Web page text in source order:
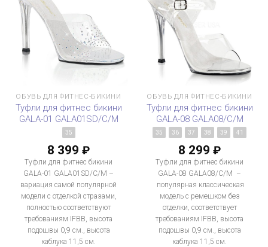
ОБУВЬ ДЛЯ ФИТНЕС-БИКИНИ
Туфли для фитнес бикини
GALA-01 GALA01SD/C/M
35
8 399 ₽
Туфли для фитнес бикини
GALA-01 GALA01SD/C/M –
вариация самой популярной
модели с отделкой стразами,
полностью соответствуют
требованиям IFBB, высота
подошвы 0,9 см., высота
каблука 11,5 см.
ОБУВЬ ДЛЯ ФИТНЕС-БИКИНИ
Туфли для фитнес бикини
GALA-08 GALA08/C/M
35 36 37 38 39 41
8 299 ₽
Туфли для фитнес бикини
GALA-08 GALA08/C/M –
популярная классическая
модель с ремешком без
отделки, соответствует
требованиям IFBB, высота
подошвы 0,9 см., высота
каблука 11,5 см.